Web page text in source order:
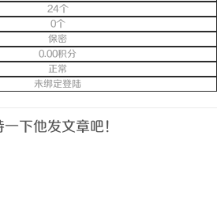
24个
0个
保密
0.00积分
正常
未绑定登陆
下他发文章吧！